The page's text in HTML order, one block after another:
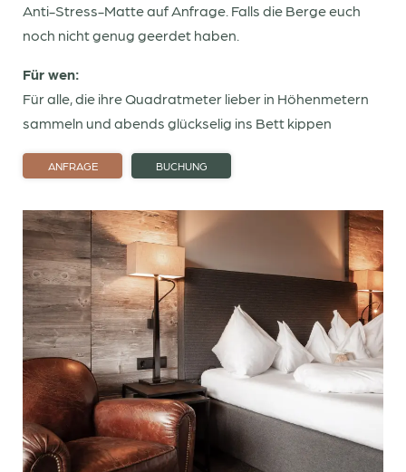
Geschmacksfeuer
Nachglühen
Anti-Stress-Matte auf Anfrage. Falls die Berge euch
noch nicht genug geerdet haben.
Für wen:
Für alle, die ihre Quadratmeter lieber in Höhenmetern
sammeln und abends glückselig ins Bett kippen
ANFRAGE BUCHUNG